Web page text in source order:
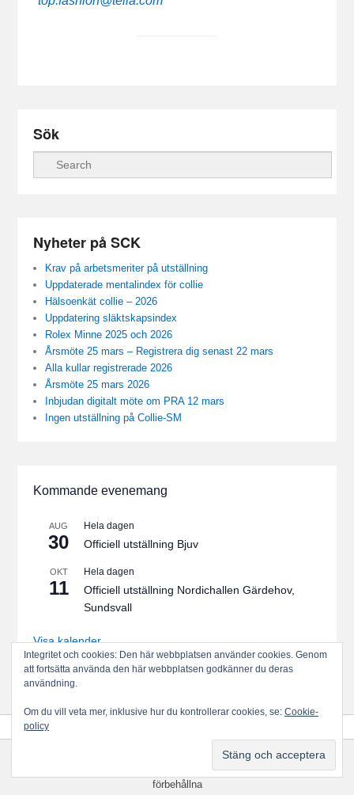
Sök
Nyheter på SCK
Krav på arbetsmeriter på utställning
Uppdaterade mentalindex för collie
Hälsoenkät collie – 2026
Uppdatering släktskapsindex
Rolex Minne 2025 och 2026
Årsmöte 25 mars – Registrera dig senast 22 mars
Alla kullar registrerade 2026
Årsmöte 25 mars 2026
Inbjudan digitalt möte om PRA 12 mars
Ingen utställning på Collie-SM
Kommande evenemang
AUG
30
Hela dagen
Officiell utställning Bjuv
OKT
11
Hela dagen
Officiell utställning Nordichallen Gärdehov,
Sundsvall
Visa kalender
Integritet och cookies: Den här webbplatsen använder cookies. Genom
att fortsätta använda den här webbplatsen godkänner du deras
användning.
Om du vill veta mer, inklusive hur du kontrollerar cookies, se: Cookie-
policy
Svenska CollieklubbenAlla rättigheter
förbehållna